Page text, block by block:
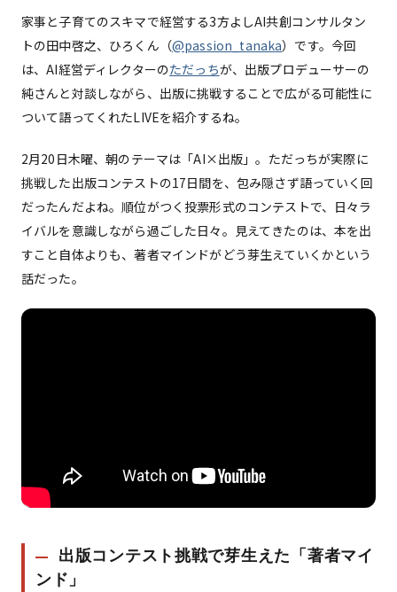
家事と子育てのスキマで経営する3方よしAI共創コンサルタン
トの田中啓之、ひろくん（@passion_tanaka）です。今回
は、AI経営ディレクターのただっちが、出版プロデューサーの
純さんと対談しながら、出版に挑戦することで広がる可能性に
ついて語ってくれたLIVEを紹介するね。
2月20日木曜、朝のテーマは「AI×出版」。ただっちが実際に
挑戦した出版コンテストの17日間を、包み隠さず語っていく回
だったんだよね。順位がつく投票形式のコンテストで、日々ラ
イバルを意識しながら過ごした日々。見えてきたのは、本を出
すこと自体よりも、著者マインドがどう芽生えていくかという
話だった。
出版コンテスト挑戦で芽生えた「著者マイ
ンド」